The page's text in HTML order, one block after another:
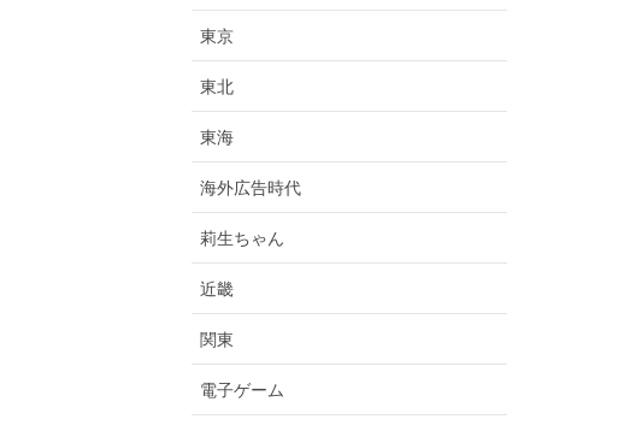
東京
東北
東海
海外広告時代
莉生ちゃん
近畿
関東
電子ゲーム